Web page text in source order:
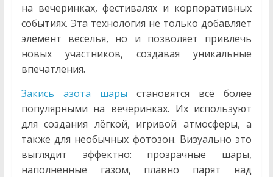
на вечеринках, фестивалях и корпоративных
событиях. Эта технология не только добавляет
элемент веселья, но и позволяет привлечь
новых участников, создавая уникальные
впечатления.
Закись азота шары становятся всё более
популярными на вечеринках. Их используют
для создания лёгкой, игривой атмосферы, а
также для необычных фотозон. Визуально это
выглядит эффектно: прозрачные шары,
наполненные газом, плавно парят над